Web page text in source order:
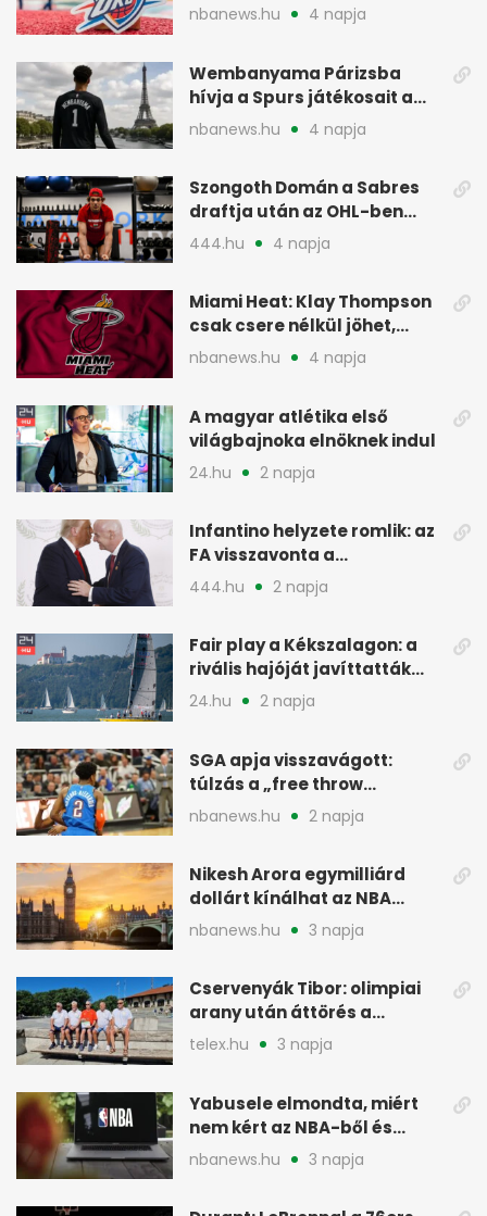
de bízik
nbanews.hu 4 napja
Wembanyama Párizsba
hívja a Spurs játékosait a
szezonrajtra
nbanews.hu 4 napja
Szongoth Domán a Sabres
draftja után az OHL-ben
léphet nagyot az NHL felé
444.hu 4 napja
Miami Heat: Klay Thompson
csak csere nélkül jöhet,
kivárnak
nbanews.hu 4 napja
A magyar atlétika első
világbajnoka elnöknek indul
24.hu 2 napja
Infantino helyzete romlik: az
FA visszavonta a
támogatását, jöhet a
444.hu 2 napja
Fair play a Kékszalagon: a
rivális hajóját javíttatták
meg
24.hu 2 napja
SGA apja visszavágott:
túlzás a „free throw
merchant” címke?
nbanews.hu 2 napja
Nikesh Arora egymilliárd
dollárt kínálhat az NBA
Europe londoni csapatáért
nbanews.hu 3 napja
Cservenyák Tibor: olimpiai
arany után áttörés a
rákkutatásban
telex.hu 3 napja
Yabusele elmondta, miért
nem kért az NBA-ből és
miért jött Európába
nbanews.hu 3 napja